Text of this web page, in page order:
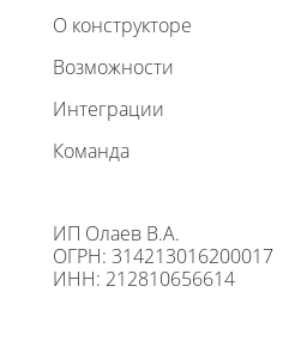
О конструкторе
Возможности
Интеграции
Команда
ИП Олаев В.А.
ОГРН: 314213016200017
ИНН: 212810656614